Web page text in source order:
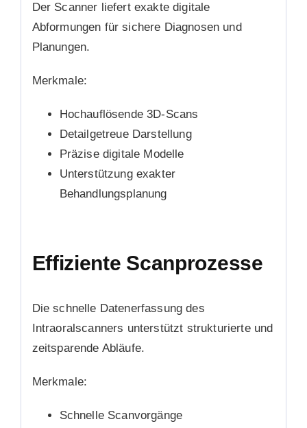
Der Scanner liefert exakte digitale
Abformungen für sichere Diagnosen und
Planungen.
Merkmale:
Hochauflösende 3D-Scans
Detailgetreue Darstellung
Präzise digitale Modelle
Unterstützung exakter
Behandlungsplanung
Effiziente Scanprozesse
Die schnelle Datenerfassung des
Intraoralscanners unterstützt strukturierte und
zeitsparende Abläufe.
Merkmale:
Schnelle Scanvorgänge